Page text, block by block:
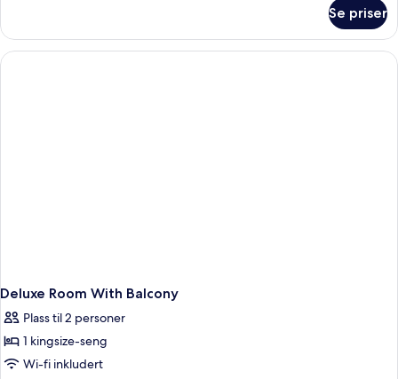
Twin
Room
with
Se priser
Deluxe Room With Balcony
Plass til 2 personer
1 kingsize-seng
Wi-fi inkludert